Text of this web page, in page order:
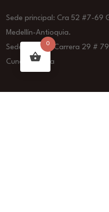
Sede principal: Cra 52 #7-69
Medellín-Antioquia.
Sede Bogotá: Carrera 29 #
Cundinamarca
0